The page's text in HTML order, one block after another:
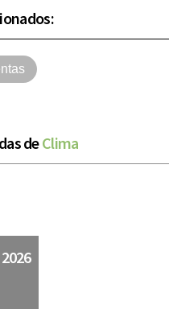
deClima